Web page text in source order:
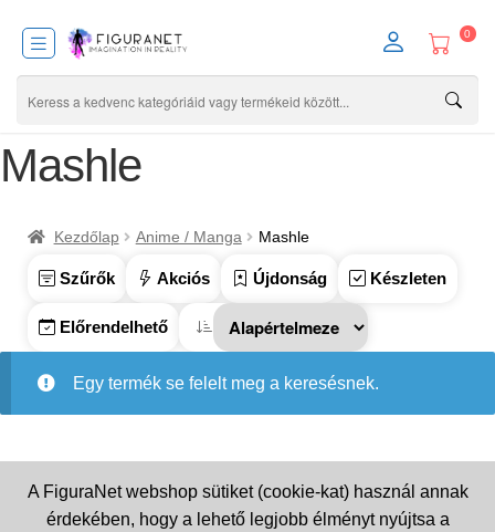
0
Mashle
Kezdőlap Anime / Manga Mashle
Szűrők Akciós Újdonság Készleten
Előrendelhető
Egy termék se felelt meg a keresésnek.
A FiguraNet webshop sütiket (cookie-kat) használ annak
érdekében, hogy a lehető legjobb élményt nyújtsa a